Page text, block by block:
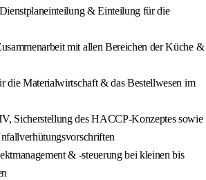
& Einteilung für die
mit allen Bereichen der Küche &
die Materialwirtschaft & das Bestellwesen im
Sicherstellung des HACCP-Konzeptes sowie
& -steuerung bei kleinen bis